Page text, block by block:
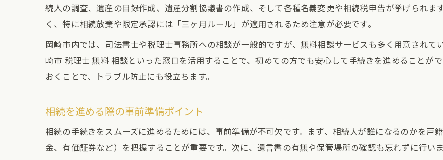
相続にかかる費用の見積もり方法
司法書士・税理士依頼時の費用の違い
無料相談を有効活用するためのポイント
岡崎市の相続無料相談サービス一覧
無料相談と有料サポートの違い
司法書士や税理士選びで失敗しないコツ
続人の調査、遺産の目録作成、遺産分割協議書の作成、そして各種名義変更や相続税申告が挙げられま
く、特に相続放棄や限定承認には「三ヶ月ルール」が適用されるため注意が必要です。
岡崎市内では、司法書士や税理士事務所への相談が一般的ですが、無料相談サービスも多く用意されて
崎市 税理士 無料 相談といった窓口を活用することで、初めての方でも安心して手続きを進めることが
おくことで、トラブル防止にも役立ちます。
相続を進める際の事前準備ポイント
相続の手続きをスムーズに進めるためには、事前準備が不可欠です。まず、相続人が誰になるのかを戸
金、有価証券など）を把握することが重要です。次に、遺言書の有無や保管場所の確認も忘れずに行いま